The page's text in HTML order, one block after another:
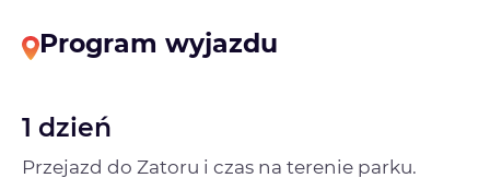
Program wyjazdu
1 dzień
Przejazd do Zatoru i czas na terenie parku.